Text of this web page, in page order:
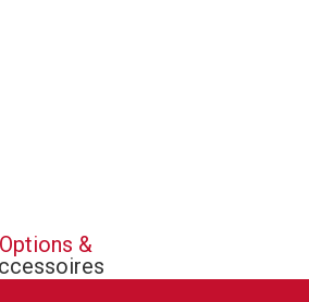
Options &